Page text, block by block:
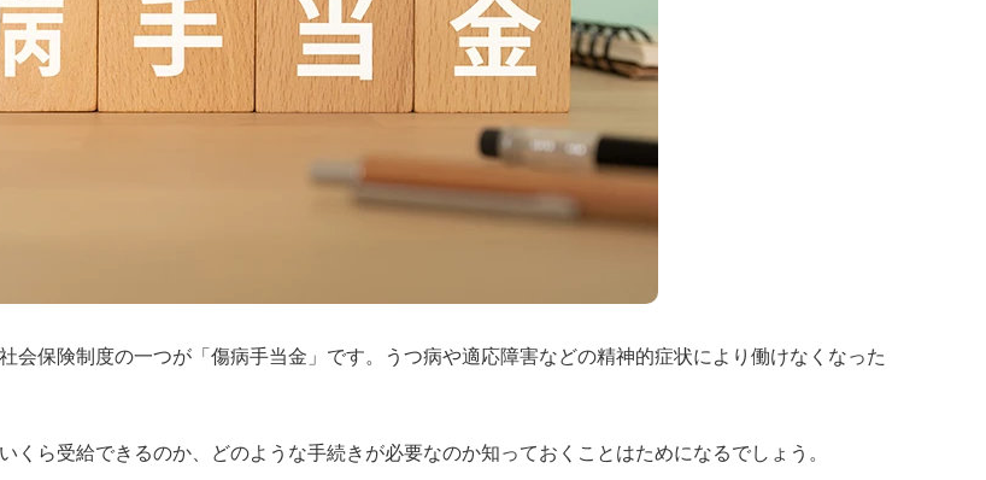
会保険制度の一つが「傷病手当金」です。うつ病や適応障害などの精神的症状により働けなくなった
ら受給できるのか、どのような手続きが必要なのか知っておくことはためになるでしょう。